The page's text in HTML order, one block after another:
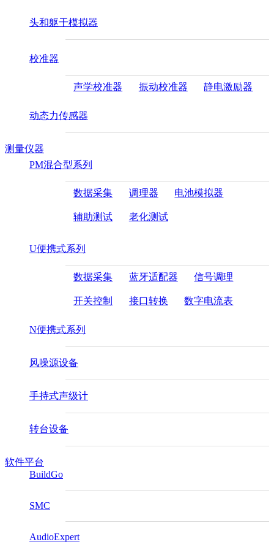
头和躯干模拟器
校准器
声学校准器 振动校准器 静电激励器
动态力传感器
测量仪器
PM混合型系列
数据采集 调理器 电池模拟器
辅助测试 老化测试
U便携式系列
数据采集 蓝牙适配器 信号调理
开关控制 接口转换 数字电流表
N便携式系列
风噪源设备
手持式声级计
转台设备
软件平台
BuildGo
SMC
AudioExpert